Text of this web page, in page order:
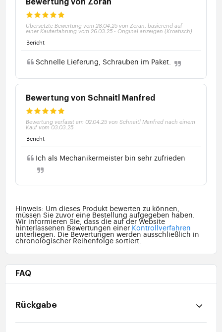
Bewertung von Zoran
Übersetzte Bewertung vom 28.04.25 von Zoran, basierend auf
einer Kauferfahrung vom 26.03.25 - Original anzeigen (Kroatisch)
Bericht
Schnelle Lieferung, Schrauben im Paket.
Bewertung von Schnaitl Manfred
Bewertung verfasst am 02.04.25 von Schnaitl Manfred nach einem
Kauf vom 03.03.25
Bericht
Ich als Mechanikermeister bin sehr zufrieden
Hinweis: Um dieses Produkt bewerten zu können,
müssen Sie zuvor eine Bestellung aufgegeben haben.
Wir informieren Sie, dass die auf der Website
hinterlassenen Bewertungen einer Kontrollverfahren
unterliegen. Die Bewertungen werden ausschließlich in
chronologischer Reihenfolge sortiert.
FAQ
Rückgabe